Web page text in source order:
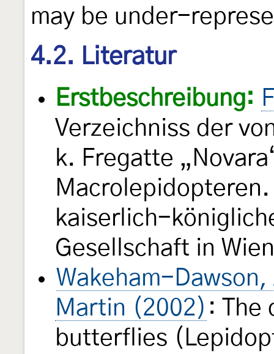
may be under-
4.2. Literatur
Erstbeschreibung:
Verzeichniss der
k. Fregatte
kaiserlich-
Gesellschaft in
Wakeham-
Martin (2002) : The
butterflies